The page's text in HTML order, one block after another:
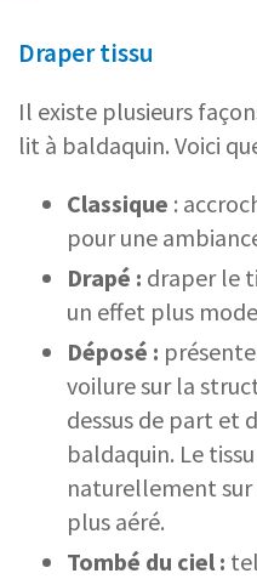
Draper tissu
Il existe plusieurs
lit à baldaquin. Voici
Classique :
pour une
Drapé : draper le
un effet plus
Déposé :
voilure sur la
dessus de part et
baldaquin. Le
naturellement
plus aéré.
Tombé du ciel :